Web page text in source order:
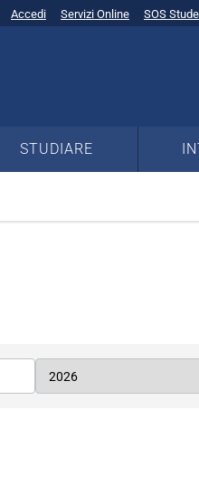
Accedi Servizi Online SOS
STUDIARE